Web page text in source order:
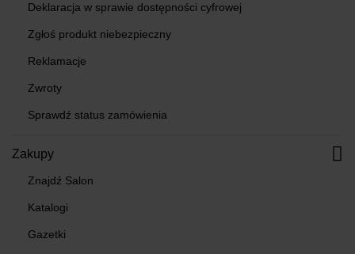
Deklaracja w sprawie dostępności cyfrowej
Zgłoś produkt niebezpieczny
Reklamacje
Zwroty
Sprawdź status zamówienia
Zakupy
Znajdź Salon
Katalogi
Gazetki